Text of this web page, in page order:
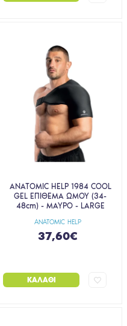
ANATOMIC HELP
ANATOMIC HELP 1984 COOL
GEL ΕΠΙΘΕΜΑ ΩΜΟΥ (34-
48cm) - ΜΑΥΡΟ - LARGE
37,60€
ΚΑΛΆΘΙ